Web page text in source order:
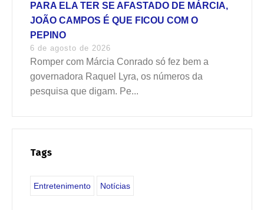
PARA ELA TER SE AFASTADO DE MÁRCIA,
JOÃO CAMPOS É QUE FICOU COM O
PEPINO
6 de agosto de 2026
Romper com Márcia Conrado só fez bem a
governadora Raquel Lyra, os números da
pesquisa que digam. Pe...
Tags
Entretenimento Notícias